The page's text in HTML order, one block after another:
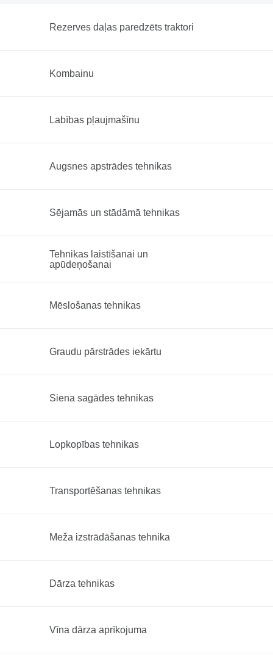
Rezerves daļas paredzēts traktori
Kombainu
Labības pļaujmašīnu
Augsnes apstrādes tehnikas
Sējamās un stādāmā tehnikas
Tehnikas laistīšanai un
apūdeņošanai
Mēslošanas tehnikas
Graudu pārstrādes iekārtu
Siena sagādes tehnikas
Lopkopības tehnikas
Transportēšanas tehnikas
Meža izstrādāšanas tehnika
Dārza tehnikas
Vīna dārza aprīkojuma